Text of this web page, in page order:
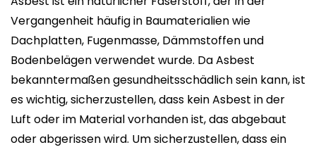
Vergangenheit häufig in Baumaterialien wie
Dachplatten, Fugenmasse, Dämmstoffen und
Bodenbelägen verwendet wurde. Da Asbest
bekanntermaßen gesundheitsschädlich sein kann, ist
es wichtig, sicherzustellen, dass kein Asbest in der
Luft oder im Material vorhanden ist, das abgebaut
oder abgerissen wird. Um sicherzustellen, dass ein